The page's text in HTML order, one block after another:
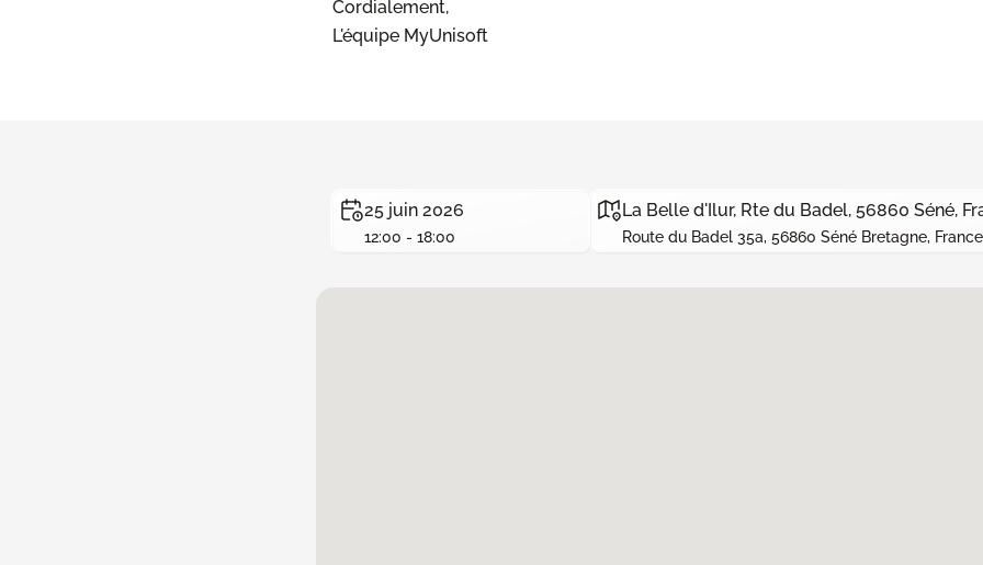
Cordialement,
L'équipe MyUnisoft
25 juin 2026
12:00 - 18:00
La Belle d'Ilur, Rte du Badel, 56860 Séné,
Route du Badel 35a, 56860 Séné Bretagne, France